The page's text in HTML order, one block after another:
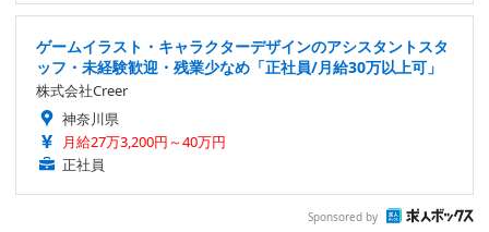
ゲームイラスト・キャラクターデザインのアシスタントスタ
ッフ・未経験歓迎・残業少なめ「正社員/月給30万以上可」
株式会社Creer
神奈川県
月給27万3,200円～40万円
正社員
Sponsored by